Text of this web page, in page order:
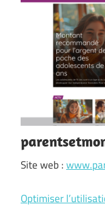
Site web :
Optimiser